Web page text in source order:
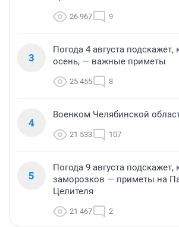
26 967 9
3
Погода 4 августа подскажет,
осень, — важные приметы
25 455 8
4
Военком Челябинской
21 533 107
5
Погода 9 августа подскажет,
заморозков — приметы на
Целителя
21 467 2